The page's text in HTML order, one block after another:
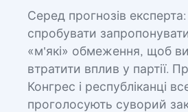
Серед прогнозів
спробувати
«м'які» обмеження, щоб
втратити вплив у партії.
Конгрес і республіканці
проголосують суворий